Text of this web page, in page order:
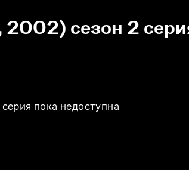
сезон 2
пока недоступна